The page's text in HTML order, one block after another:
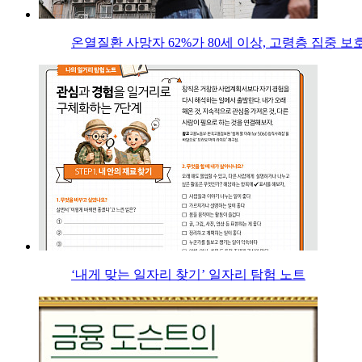
온열질환 사망자 62%가 80세 이상, 고령층 집중 보
‘내게 맞는 일자리 찾기’ 일자리 탐험 노트